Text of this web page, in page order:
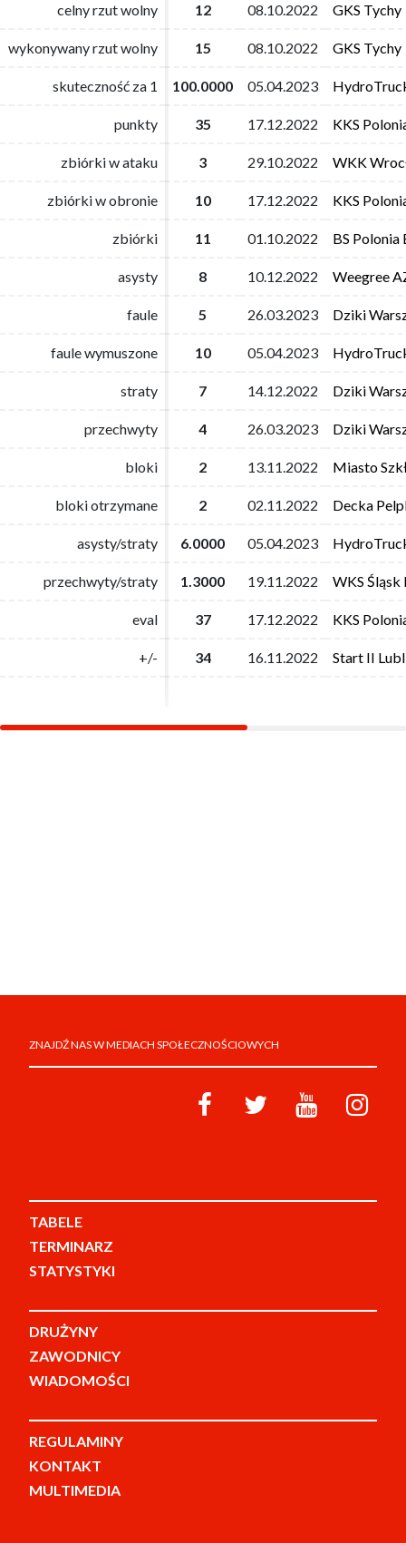
celny rzut wolny 12 08.10.2022 GKS Tychy
wykonywany rzut wolny 15 08.10.2022 GKS Tychy
skuteczność za 1 100.0000 05.04.2023
punkty 35 17.12.2022 KKS
zbiórki w ataku 3 29.10.2022 WKK
zbiórki w obronie 10 17.12.2022 KKS
zbiórki 11 01.10.2022 BS Polonia
asysty 8 10.12.2022 Weegree
faule 5 26.03.2023 Dziki
faule wymuszone 10 05.04.2023
straty 7 14.12.2022 Dziki
przechwyty 4 26.03.2023 Dziki
bloki 2 13.11.2022 Miasto
bloki otrzymane 2 02.11.2022 Decka
asysty/straty 6.0000 05.04.2023
przechwyty/straty 1.3000 19.11.2022 WKS Śląsk
eval 37 17.12.2022 KKS
+/- 34 16.11.2022 Start II
celny rzut wolny 12 08.10.2022 GKS Tychy
wykonywany rzut wolny 15 08.10.2022 GKS Tychy
skuteczność za 1 100.0000 05.04.2023
punkty 35 17.12.2022 KKS
zbiórki w ataku 3 29.10.2022 WKK
zbiórki w obronie 10 17.12.2022 KKS
zbiórki 11 01.10.2022 BS Polonia
asysty 8 10.12.2022 Weegree
faule 5 26.03.2023 Dziki
faule wymuszone 10 05.04.2023
straty 7 14.12.2022 Dziki
przechwyty 4 26.03.2023 Dziki
bloki 2 13.11.2022 Miasto
bloki otrzymane 2 02.11.2022 Decka
asysty/straty 6.0000 05.04.2023
przechwyty/straty 1.3000 19.11.2022 WKS Śląsk
eval 37 17.12.2022 KKS
+/- 34 16.11.2022 Start II
ZNAJDŹ NAS W MEDIACH SPOŁECZNOŚCIOWYCH
TABELE
TERMINARZ
STATYSTYKI
DRUŻYNY
ZAWODNICY
WIADOMOŚCI
REGULAMINY
KONTAKT
MULTIMEDIA